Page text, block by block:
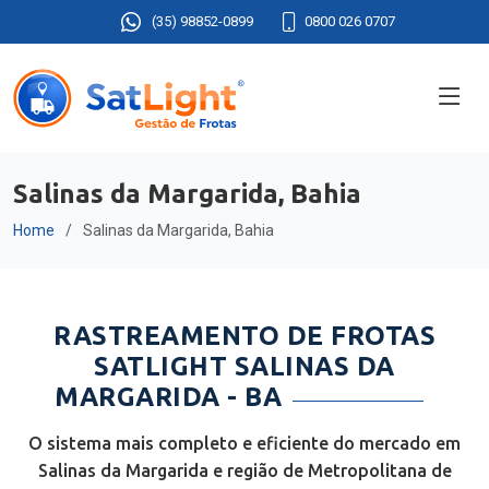
(35) 98852-0899 0800 026 0707
Salinas da Margarida, Bahia
Home Salinas da Margarida, Bahia
RASTREAMENTO DE FROTAS
SATLIGHT SALINAS DA
MARGARIDA - BA
O sistema mais completo e eficiente do mercado em
Salinas da Margarida e região de Metropolitana de